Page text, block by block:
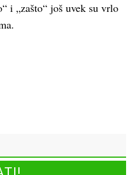
i „zašto“ još uvek su vrlo